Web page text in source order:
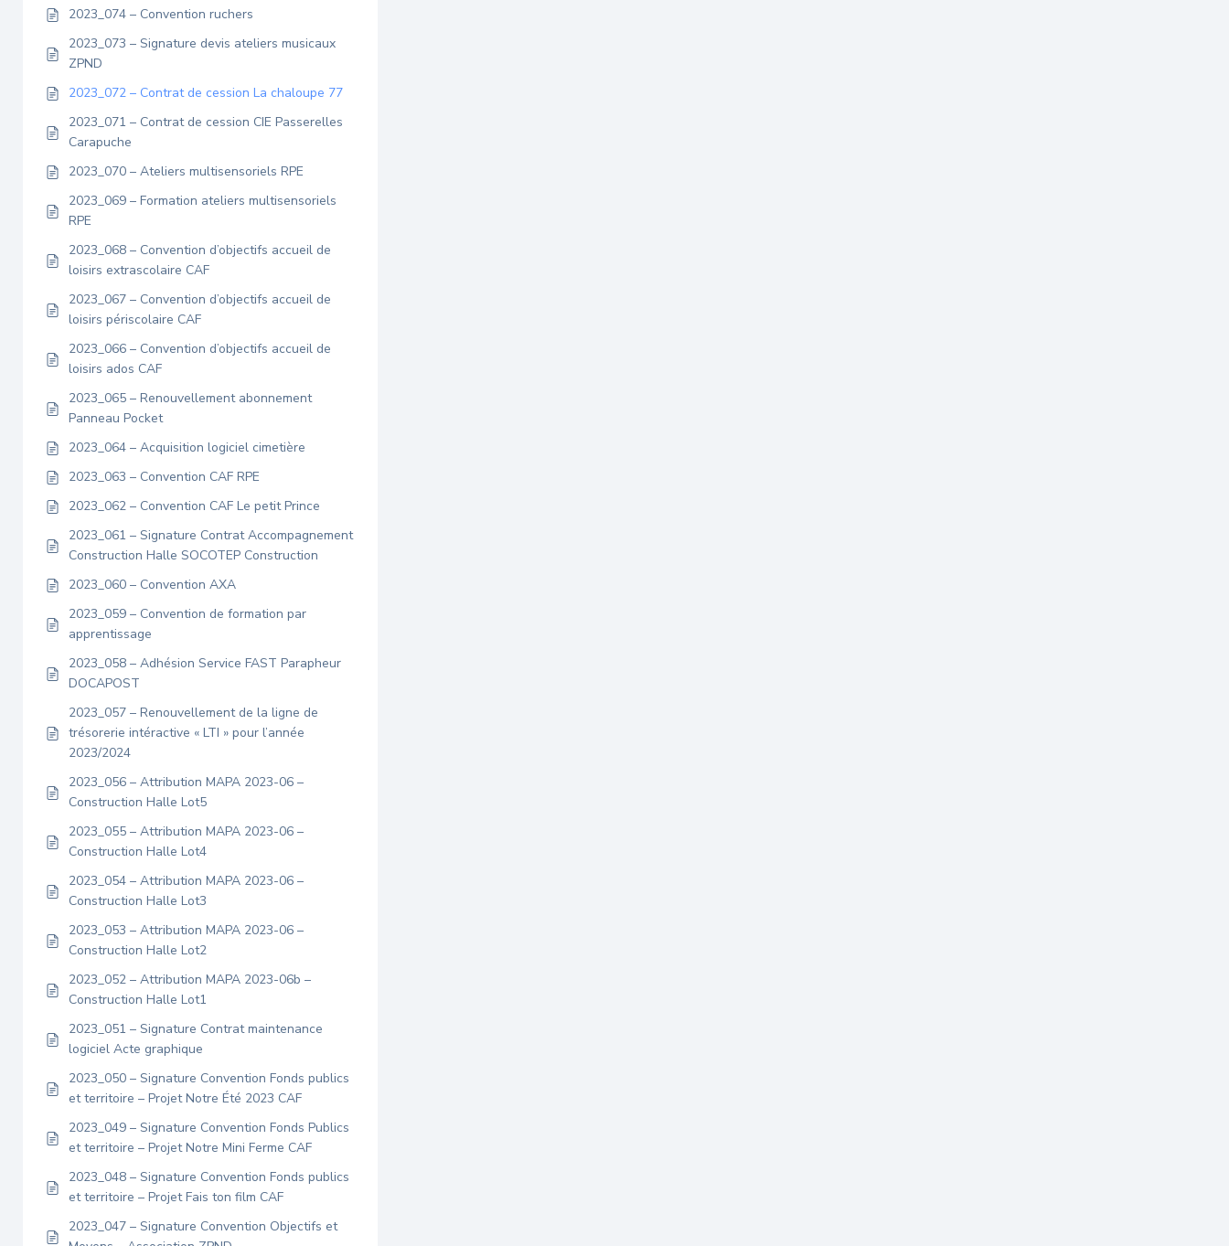
2023_074 – Convention ruchers
2023_073 – Signature devis ateliers musicaux
ZPND
2023_072 – Contrat de cession La chaloupe 77
2023_071 – Contrat de cession CIE Passerelles
Carapuche
2023_070 – Ateliers multisensoriels RPE
2023_069 – Formation ateliers multisensoriels
RPE
2023_068 – Convention d’objectifs accueil de
loisirs extrascolaire CAF
2023_067 – Convention d’objectifs accueil de
loisirs périscolaire CAF
2023_066 – Convention d’objectifs accueil de
loisirs ados CAF
2023_065 – Renouvellement abonnement
Panneau Pocket
2023_064 – Acquisition logiciel cimetière
2023_063 – Convention CAF RPE
2023_062 – Convention CAF Le petit Prince
2023_061 – Signature Contrat Accompagnement
Construction Halle SOCOTEP Construction
2023_060 – Convention AXA
2023_059 – Convention de formation par
apprentissage
2023_058 – Adhésion Service FAST Parapheur
DOCAPOST
2023_057 – Renouvellement de la ligne de
trésorerie intéractive « LTI » pour l’année
2023/2024
2023_056 – Attribution MAPA 2023-06 –
Construction Halle Lot5
2023_055 – Attribution MAPA 2023-06 –
Construction Halle Lot4
2023_054 – Attribution MAPA 2023-06 –
Construction Halle Lot3
2023_053 – Attribution MAPA 2023-06 –
Construction Halle Lot2
2023_052 – Attribution MAPA 2023-06b –
Construction Halle Lot1
2023_051 – Signature Contrat maintenance
logiciel Acte graphique
2023_050 – Signature Convention Fonds publics
et territoire – Projet Notre Été 2023 CAF
2023_049 – Signature Convention Fonds Publics
et territoire – Projet Notre Mini Ferme CAF
2023_048 – Signature Convention Fonds publics
et territoire – Projet Fais ton film CAF
2023_047 – Signature Convention Objectifs et